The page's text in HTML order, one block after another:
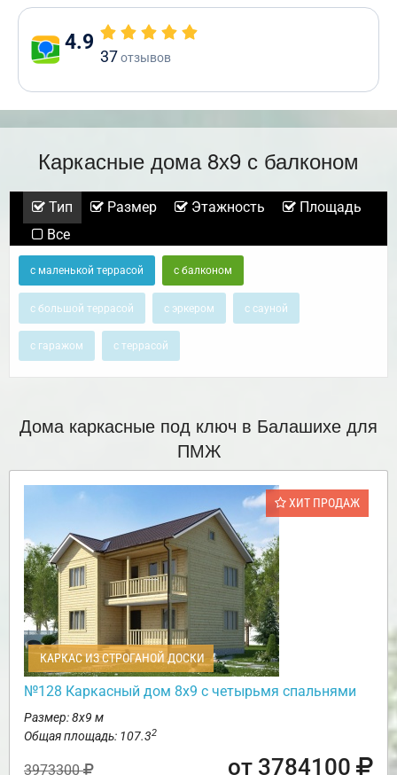
4.9
37отзывов
Каркасные дома 8х9 с балконом
Тип Размер Этажность
Площадь
Все
с маленькой террасой с балконом
с большой террасой с эркером с сауной
с гаражом с террасой
Дома каркасные под ключ в Балашихе для
ПМЖ
ХИТ ПРОДАЖ
КАРКАС ИЗ СТРОГАНОЙ ДОСКИ
№128 Каркасный дом 8х9 с четырьмя спальнями
Размер: 8х9 м
Общая площадь: 107.32
3973300 от 3784100